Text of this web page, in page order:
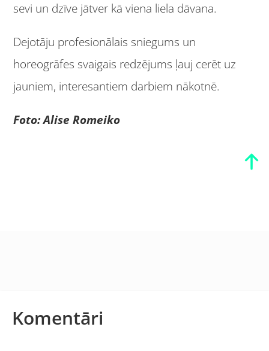
sevi un dzīve jātver kā viena liela dāvana.
Dejotāju profesionālais sniegums un
horeogrāfes svaigais redzējums ļauj cerēt uz
jauniem, interesantiem darbiem nākotnē.
Foto: Alise Romeiko
Komentāri